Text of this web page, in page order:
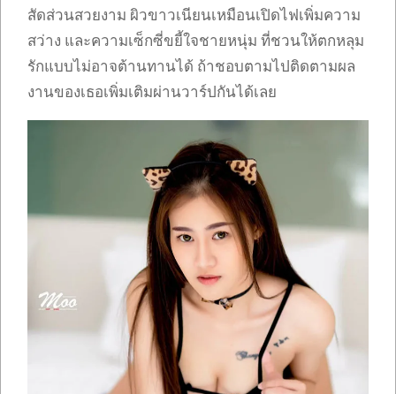
สัดส่วนสวยงาม ผิวขาวเนียนเหมือนเปิดไฟเพิ่มความ
สว่าง และความเซ็กซี่ขยี้ใจชายหนุ่ม ที่ชวนให้ตกหลุม
รักแบบไม่อาจต้านทานได้ ถ้าชอบตามไปติดตามผล
งานของเธอเพิ่มเติมผ่านวาร์ปกันได้เลย